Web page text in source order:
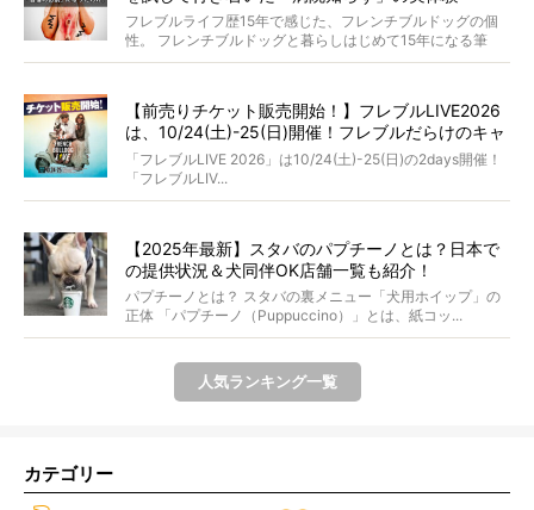
フレブルライフ歴15年で感じた、フレンチブルドッグの個
性。 フレンチブルドッグと暮らしはじめて15年になる筆
者...
【前売りチケット販売開始！】フレブルLIVE2026
は、10/24(土)-25(日)開催！フレブルだらけのキャ
ンプ・前夜祭・バスプランも新登場!?
「フレブルLIVE 2026」は10/24(土)-25(日)の2days開催！
「フレブルLIV...
【2025年最新】スタバのパプチーノとは？日本で
の提供状況＆犬同伴OK店舗一覧も紹介！
パプチーノとは？ スタバの裏メニュー「犬用ホイップ」の
正体 「パプチーノ（Puppuccino）」とは、紙コッ...
人気ランキング一覧
カテゴリー